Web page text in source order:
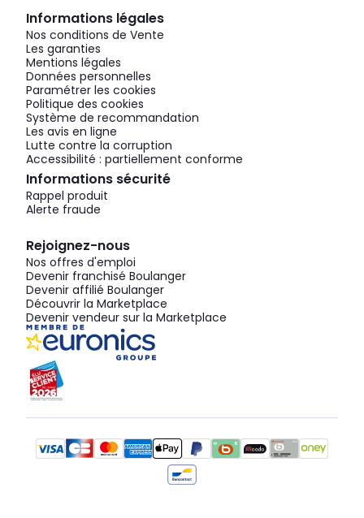
Informations légales
Nos conditions de Vente
Les garanties
Mentions légales
Données personnelles
Paramétrer les cookies
Politique des cookies
Système de recommandation
Les avis en ligne
Lutte contre la corruption
Accessibilité : partiellement conforme
Informations sécurité
Rappel produit
Alerte fraude
Rejoignez-nous
Nos offres d'emploi
Devenir franchisé Boulanger
Devenir affilié Boulanger
Découvrir la Marketplace
Devenir vendeur sur la Marketplace